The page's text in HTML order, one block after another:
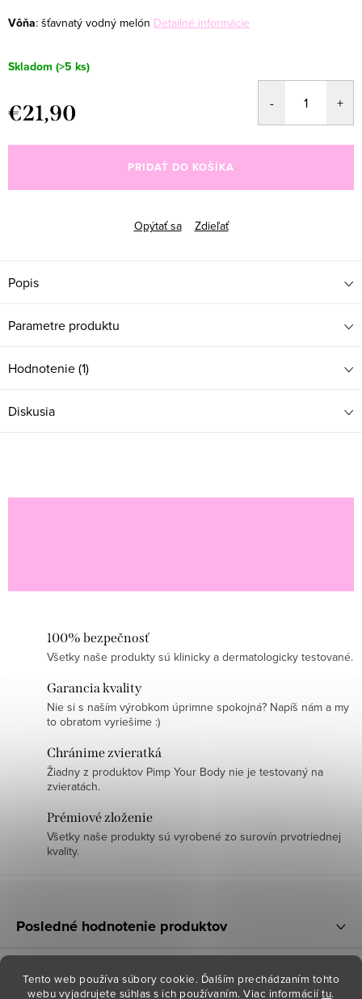
Tento web používa súbory cookie. Ďalším prechádzaním tohto
webu vyjadrujete súhlas s ich používaním. Viac informáciítu.
Vôňa: šťavnatý vodný melón Detailné informácie
Skladom (>5 ks)
€21,90
cena:
PRIDAŤ DO KOŠÍKA
Opýtať sa Zdieľať
Popis
Parametre produktu
Hodnotenie (1)
Diskusia
100% bezpečnosť
Všetky naše produkty sú klinicky a dermatologicky testované.
Garancia kvality
Nie si s naším výrobkom úprimne spokojná? Napíš nám a my
to obratom vyriešime :)
Chránime zvieratká
Žiadny z produktov Pimp Your Body nie je testovaný na
zvieratách.
Prémiové zloženie
Všetky naše produkty sú vyrobené zo surovín prvotriednej
kvality.
ä
Posledné hodnotenie produktov